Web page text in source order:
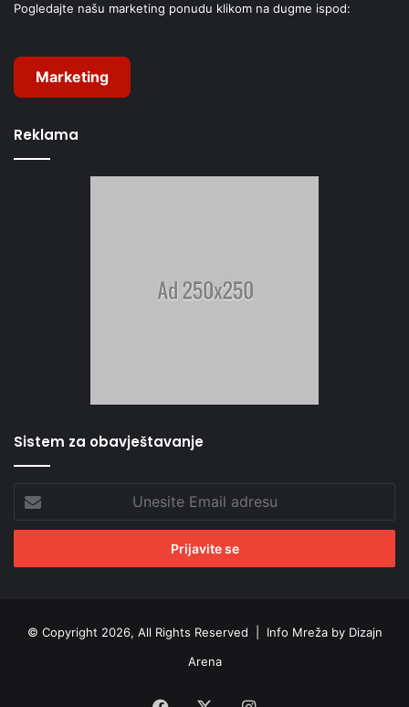
Pogledajte našu marketing ponudu klikom na dugme ispod:
Marketing
Reklama
Sistem za obavještavanje
Email
adresu
© Copyright 2026, All Rights Reserved | Info Mreža by Dizajn
Arena